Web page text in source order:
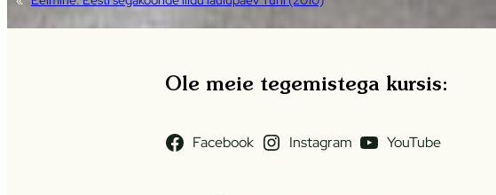
Ole meie tegemistega kursis:
Facebook Instagram YouTube